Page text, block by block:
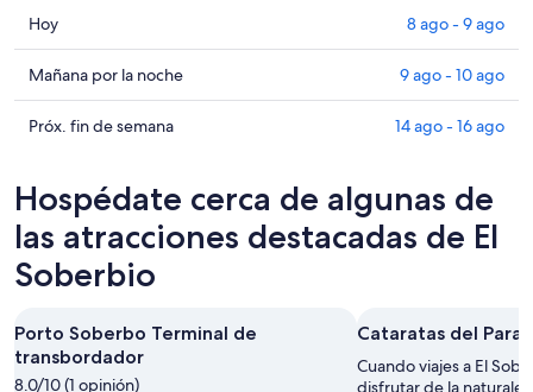
Consultar
precios
en
El
Soberbio
8
-
9
Hoy 8 ago - 9 ago
Consultar
precios
en
para
mañana
por
la
9
ago
-
Mañana por la noche 9 ago - 10 ago
Consultar
El
Soberbio
para
el
fin
de
semana,
Próx. fin de semana 14 ago - 16 ago
Hospédate cerca de algunas de
las atracciones destacadas de El
Soberbio
Porto Soberbo Terminal de
transbordador
8.0/10 (1 opinión)
Cataratas del
Cuando viajes a El
disfrutar de la